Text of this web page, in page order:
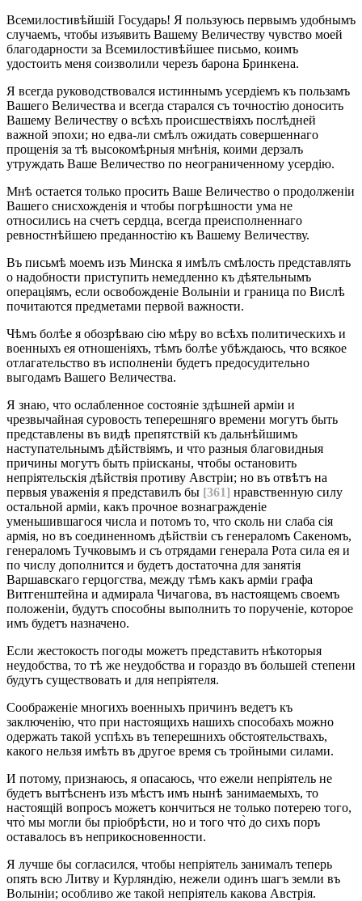
Всемилостивѣйшій Государь! Я пользуюсь первымъ удобнымъ
случаемъ, чтобы изъявить Вашему Величеству чувство моей
благодарности за Всемилостивѣйшее письмо, коимъ
удостоить меня соизволили черезъ барона Бринкена.
Я всегда руководствовался истиннымъ усердіемъ къ пользамъ
Вашего Величества и всегда старался съ точностію доносить
Вашему Величеству о всѣхъ происшествіяхъ послѣдней
важной эпохи; но едва-ли смѣлъ ожидать совершеннаго
прощенія за тѣ высокомѣрныя мнѣнія, коими дерзалъ
утруждать Ваше Величество по неограниченному усердію.
Мнѣ остается только просить Ваше Величество о продолженіи
Вашего снисхожденія и чтобы погрѣшности ума не
относились на счетъ сердца, всегда преисполненнаго
ревностнѣйшею преданностію къ Вашему Величеству.
Въ письмѣ моемъ изъ Минска я имѣлъ смѣлость представлять
о надобности приступить немедленно къ дѣятельнымъ
операціямъ, если освобожденіе Волыніи и граница по Вислѣ
почитаются предметами первой важности.
Чѣмъ болѣе я обозрѣваю сію мѣру во всѣхъ политическихъ и
военныхъ ея отношеніяхъ, тѣмъ болѣе убѣждаюсь, что всякое
отлагательство въ исполненіи будетъ предосудительно
выгодамъ Вашего Величества.
Я знаю, что ослабленное состояніе здѣшней арміи и
чрезвычайная суровость теперешняго времени могутъ быть
представлены въ видѣ препятствій къ дальнѣйшимъ
наступательнымъ дѣйствіямъ, и что разныя благовидныя
причины могутъ быть пріисканы, чтобы остановить
непріятельскія дѣйствія противу Австріи; но въ отвѣтъ на
первыя уваженія я представилъ бы [361] нравственную силу
остальной арміи, какъ прочное вознагражденіе
уменьшившагося числа и потомъ то, что сколь ни слаба сія
армія, но въ соединенномъ дѣйствіи съ генераломъ Сакеномъ,
генераломъ Тучковымъ и съ отрядами генерала Рота сила ея и
по числу дополнится и будетъ достаточна для занятія
Варшавскаго герцогства, между тѣмъ какъ арміи графа
Витгенштейна и адмирала Чичагова, въ настоящемъ своемъ
положеніи, будутъ способны выполнить то порученіе, которое
имъ будетъ назначено.
Если жестокость погоды можетъ представить нѣкоторыя
неудобства, то тѣ же неудобства и гораздо въ большей степени
будутъ существовать и для непріятеля.
Соображеніе многихъ военныхъ причинъ ведетъ къ
заключенію, что при настоящихъ нашихъ способахъ можно
одержать такой успѣхъ въ теперешнихъ обстоятельствахъ,
какого нельзя имѣть въ другое время съ тройными силами.
И потому, признаюсь, я опасаюсь, что ежели непріятель не
будетъ вытѣсненъ изъ мѣстъ имъ нынѣ занимаемыхъ, то
настоящій вопросъ можетъ кончиться не только потерею того,
что̀ мы могли бы пріобрѣсти, но и того что̀ до сихъ поръ
оставалось въ неприкосновенности.
Я лучше бы согласился, чтобы непріятель занималъ теперь
опять всю Литву и Курляндію, нежели одинъ шагъ земли въ
Волыніи; особливо же такой непріятель какова Австрія.